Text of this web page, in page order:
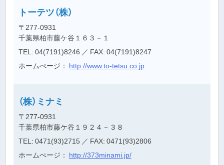
トーテツ（株）
〒277-0931
千葉県柏市藤ケ谷１６３－１
TEL: 04(7191)8246 ／ FAX: 04(7191)8247
ホームぺージ： http://www.to-tetsu.co.jp
（株）ミナミ
〒277-0931
千葉県柏市藤ケ谷１９２４－３８
TEL: 0471(93)2715 ／ FAX: 0471(93)2806
ホームぺージ： http://373minami.jp/